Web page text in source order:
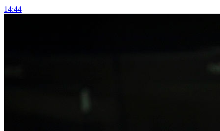
14:44